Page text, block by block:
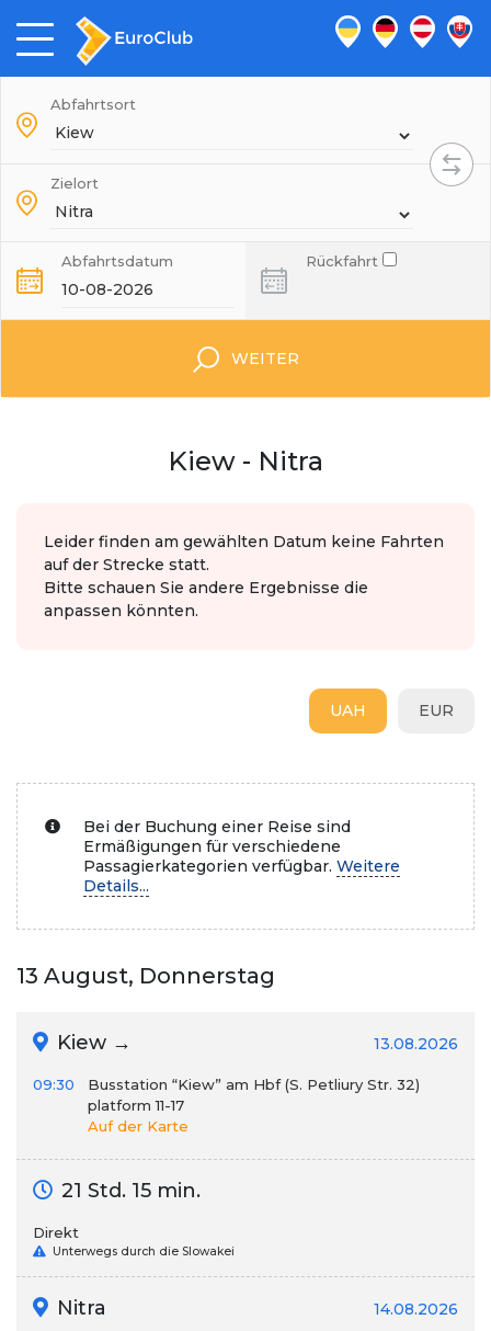
Abfahrtsort
Zielort
Abfahrtsdatum Rückfahrt
WEITER
Kiew - Nitra
Leider finden am gewählten Datum keine Fahrten
auf der Strecke statt.
Bitte schauen Sie andere Ergebnisse die
anpassen könnten.
EUR
UAH
Bei der Buchung einer Reise sind
Ermäßigungen für verschiedene
Passagierkategorien verfügbar. Weitere
Details...
13 August, Donnerstag
Kiew → 13.08.2026
09:30
Busstation “Kiew” am Hbf (S. Petliury Str. 32)
platform 11-17
Auf der Karte
21 Std. 15 min.
Direkt
Unterwegs durch die Slowakei
Nitra 14.08.2026